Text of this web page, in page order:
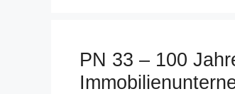
PN 33 – 100